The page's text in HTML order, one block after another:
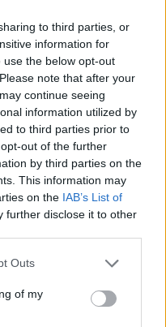
to third parties, or
information for
the below opt-out
note that after your
continue seeing
information utilized by
to third parties prior to
out of the further
by third parties on the
This information may
on the IAB’s List of
further disclose it to other
one or more Google
You may click to
its third-party tags to
Outs
of my
gyengeségei is.
videojáték megpróbál
izgalmas, ha
más zsánerek elemeit
világú szerepjátékot
ötvözőKing's Bounty 2
most pedig az
The Valiant juttatta
keresztelt Koch
és mindkettő az
Sudden Strike 4-et